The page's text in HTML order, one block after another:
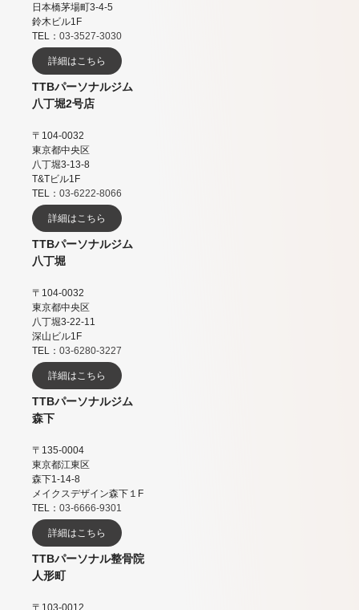
日本橋茅場町3-4-5
鈴木ビル1F
TEL： 03-3527-3030
詳細はこちら
TTBパーソナルジム
八丁堀2号店
〒104-0032
東京都中央区
八丁堀3-13-8
T&Tビル1F
TEL： 03-6222-8066
詳細はこちら
TTBパーソナルジム
八丁堀
〒104-0032
東京都中央区
八丁堀3-22-11
深山ビル1F
TEL： 03-6280-3227
詳細はこちら
TTBパーソナルジム
森下
〒135-0004
東京都江東区
森下1-14-8
メイクスデザイン森下１F
TEL： 03-6666-9301
詳細はこちら
TTBパーソナル整骨院
人形町
〒103-0012